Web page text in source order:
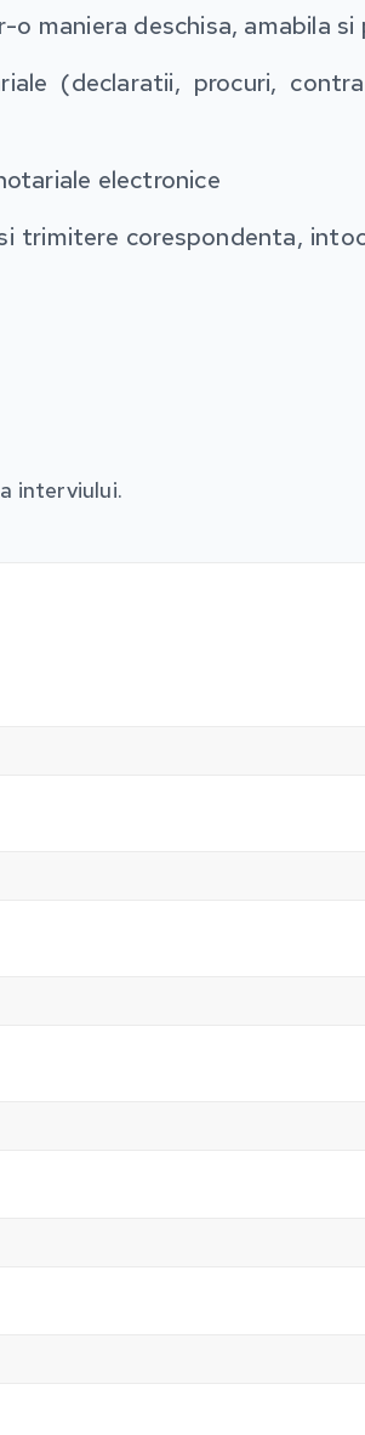
o maniera deschisa, amabila
(declaratii, procuri,
electronice
trimitere corespondenta,
interviului.